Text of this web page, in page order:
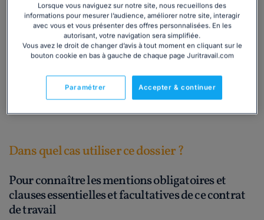
semaine ou le mois ;
le cas de certains CDI particuliers : leCDI intermittent
et leCDI chantier, CDI d'engagement maritime ;
les différentsmodèles de contrats de travailen CDI et
leur contenu.
Dans quel cas utiliser ce dossier ?
Pour connaître les mentions obligatoires et
clauses essentielles et facultatives de ce contrat
de travail
Lorsque vous naviguez sur notre site, nous recueillons des
informations pour mesurer l’audience, améliorer notre site, interagir
avec vous et vous présenter des offres personnalisées. En les
autorisant, votre navigation sera simplifiée.
Vous avez le droit de changer d’avis à tout moment en cliquant sur le
bouton cookie en bas à gauche de chaque page Juritravail.com
Accepter & continuer
Paramétrer